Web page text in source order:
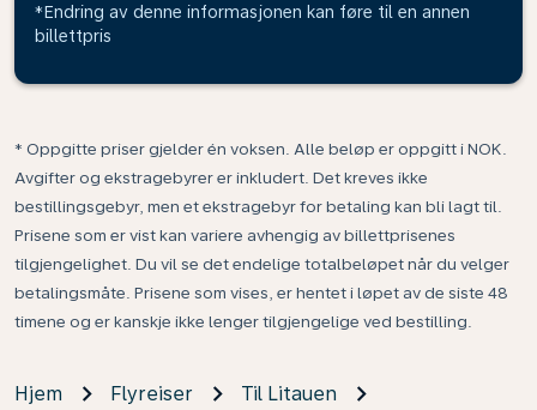
*Endring av denne informasjonen kan føre til en annen
billettpris
* Oppgitte priser gjelder én voksen. Alle beløp er oppgitt i NOK.
Avgifter og ekstragebyrer er inkludert. Det kreves ikke
bestillingsgebyr, men et ekstragebyr for betaling kan bli lagt til.
Prisene som er vist kan variere avhengig av billettprisenes
tilgjengelighet. Du vil se det endelige totalbeløpet når du velger
betalingsmåte. Prisene som vises, er hentet i løpet av de siste 48
timene og er kanskje ikke lenger tilgjengelige ved bestilling.
Hjem Flyreiser
Til Litauen